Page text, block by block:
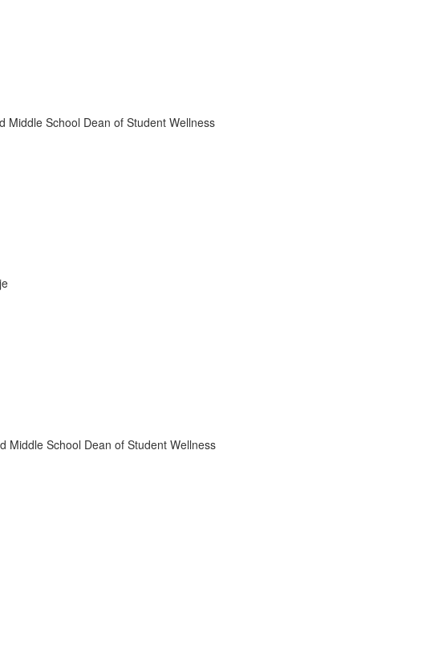
Middle School Dean of Student Wellness
Middle School Dean of Student Wellness